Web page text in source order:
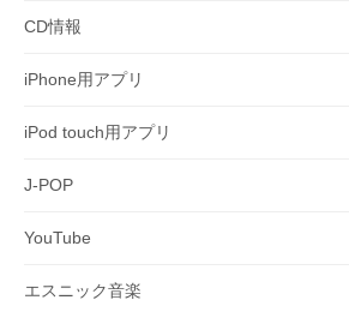
CD情報
iPhone用アプリ
iPod touch用アプリ
J-POP
YouTube
エスニック音楽